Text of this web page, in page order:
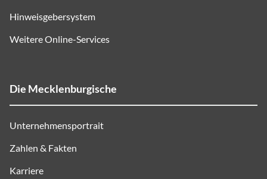
Hinweisgebersystem
Weitere Online-Services
Die Mecklenburgische
Unternehmensportrait
Zahlen & Fakten
Karriere